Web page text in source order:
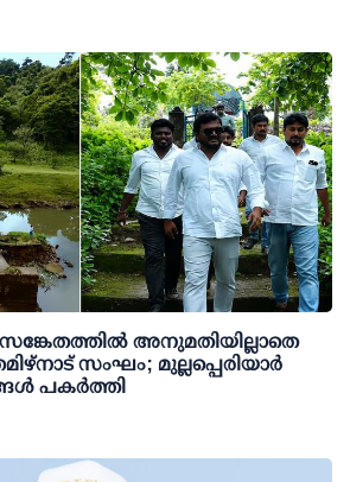
അനുമതിയില്ലാതെ
സംഘം; മുല്ലപ്പെരിയാര്‍
കനാലിന്റെ ദൃശ്യങ്ങള്‍ പകര്‍ത്തി